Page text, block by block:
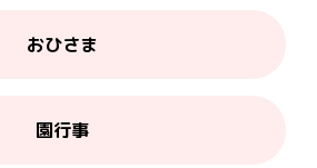
おひさま
園行事